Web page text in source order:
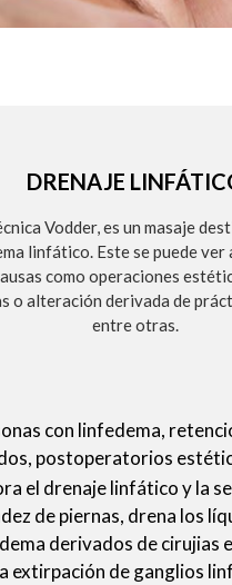
DRENAJE
Vodder, es un masaje
linfático. Este se puede
como operaciones
o alteración derivada de
entre otras.
con linfedema,
postoperatorios
el drenaje linfático y la
de piernas, drena los
derivados de cirujias
extirpación de ganglios